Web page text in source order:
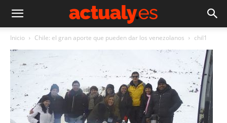
Inicio Chile: el gran aporte que pueden dar los venezolanos chil1